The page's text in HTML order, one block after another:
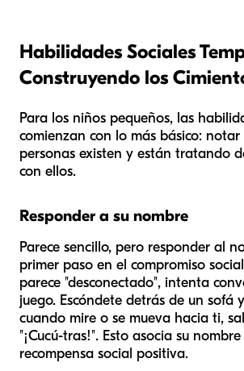
Habilidades Sociales
Construyendo los
Para los niños pequeños, las
comienzan con lo más básico:
personas existen y están tratando
con ellos.
Responder a su nombre
Parece sencillo, pero responder al
primer paso en el compromiso
parece "desconectado", intenta
juego. Escóndete detrás de un sofá
cuando mire o se mueva hacia ti,
"¡Cucú-tras!". Esto asocia su
recompensa social positiva.